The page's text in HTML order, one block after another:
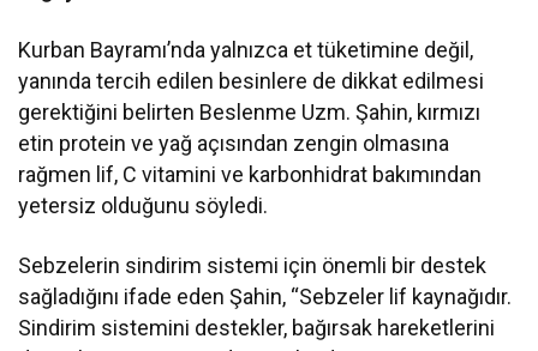
Kurban Bayramı’nda yalnızca et tüketimine değil,
yanında tercih edilen besinlere de dikkat edilmesi
gerektiğini belirten Beslenme Uzm. Şahin, kırmızı
etin protein ve yağ açısından zengin olmasına
rağmen lif, C vitamini ve karbonhidrat bakımından
yetersiz olduğunu söyledi.
Sebzelerin sindirim sistemi için önemli bir destek
sağladığını ifade eden Şahin, “Sebzeler lif kaynağıdır.
Sindirim sistemini destekler, bağırsak hareketlerini